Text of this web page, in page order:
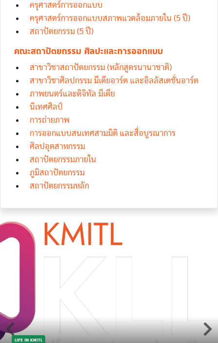
ครุศาสตร์การออกแบบ
ครุศาสตร์การออกแบบสภาพแวดล้อมภายใน (5 ปี)
สถาปัตยกรรม (5 ปี)
คณะสถาปัตยกรรม ศิลปะและการออกแบบ
สาขาวิชาสถาปัตยกรรม (หลักสูตรนานาชาติ)
สาขาวิชาศิลปกรรม มีเดียอาร์ต และอิลลัสเตชั่นอาร์ต
ภาพยนตร์และดิจิทัล มีเดีย
นิเทศศิลป์
การถ่ายภาพ
การออกแบบสนเทศสามมิติ และสื่อบูรณาการ
ศิลปอุตสาหกรรม
สถาปัตยกรรมภายใน
ภูมิสถาปัตยกรรม
สถาปัตยกรรมหลัก
LIFE IN KMITL